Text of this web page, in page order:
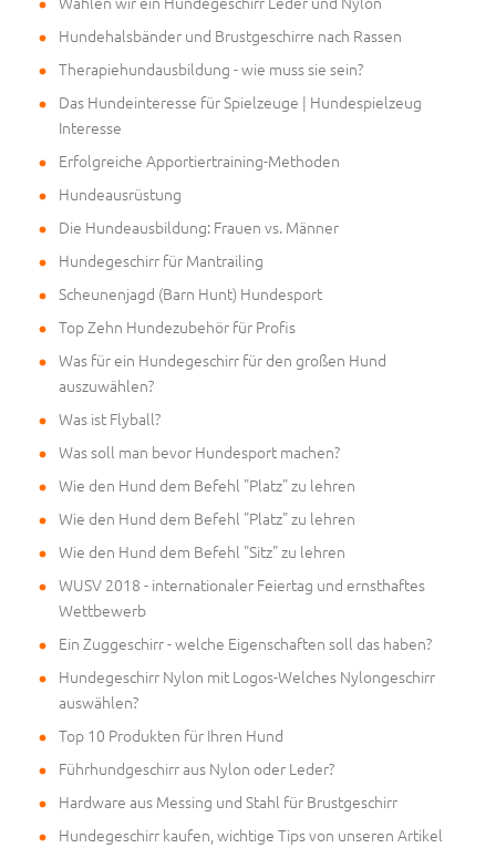
Hundehalsbänder und Brustgeschirre nach Rassen
Therapiehundausbildung - wie muss sie sein?
Das Hundeinteresse für Spielzeuge | Hundespielzeug
Interesse
Erfolgreiche Apportiertraining-Methoden
Hundeausrüstung
Die Hundeausbildung: Frauen vs. Männer
Hundegeschirr für Mantrailing
Scheunenjagd (Barn Hunt) Hundesport
Top Zehn Hundezubehör für Profis
Was für ein Hundegeschirr für den großen Hund
auszuwählen?
Was ist Flyball?
Was soll man bevor Hundesport machen?
Wie den Hund dem Befehl "Platz" zu lehren
Wie den Hund dem Befehl "Platz" zu lehren
Wie den Hund dem Befehl "Sitz" zu lehren
WUSV 2018 - internationaler Feiertag und ernsthaftes
Wettbewerb
Ein Zuggeschirr - welche Eigenschaften soll das haben?
Hundegeschirr Nylon mit Logos-Welches Nylongeschirr
auswählen?
Top 10 Produkten für Ihren Hund
Führhundgeschirr aus Nylon oder Leder?
Hardware aus Messing und Stahl für Brustgeschirr
Hundegeschirr kaufen, wichtige Tips von unseren Artikel